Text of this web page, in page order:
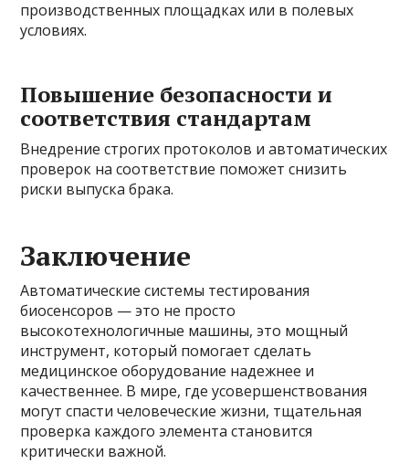
производственных площадках или в полевых
условиях.
Повышение безопасности и
соответствия стандартам
Внедрение строгих протоколов и автоматических
проверок на соответствие поможет снизить
риски выпуска брака.
Заключение
Автоматические системы тестирования
биосенсоров — это не просто
высокотехнологичные машины, это мощный
инструмент, который помогает сделать
медицинское оборудование надежнее и
качественнее. В мире, где усовершенствования
могут спасти человеческие жизни, тщательная
проверка каждого элемента становится
критически важной.